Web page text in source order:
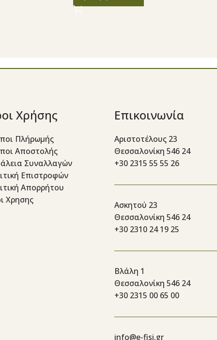
Χρήσης
Πλήρωμής
Αποστολής
Συναλλαγών
Επιστροφών
Απορρήτου
Χρησης
Επικοινωνία
Αριστοτέλους 23
Θεσσαλονίκη 546 24
+30 2315 55 55 26
Ασκητού 23
Θεσσαλονίκη 546 24
+30 2310 24 19 25
Βλάλη 1
Θεσσαλονίκη 546 24
+30 2315 00 65 00
info@e-fisi.gr